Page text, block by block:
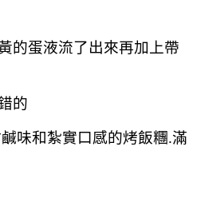
的蛋液流了出來再加上帶
的
味和紮實口感的烤飯糰.滿